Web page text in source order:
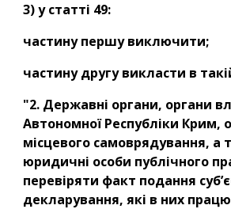
3) у статті 49:
частину першу виключити;
частину другу викласти в
"2. Державні органи, органи
Автономної Республіки Крим,
місцевого самоврядування, а
юридичні особи публічного
перевіряти факт подання
декларування, які в них